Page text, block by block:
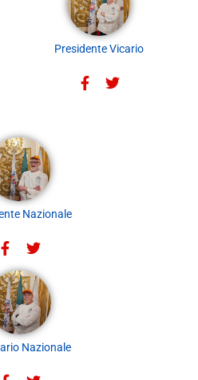
Presidente Vicario
Nazionale
Nazionale